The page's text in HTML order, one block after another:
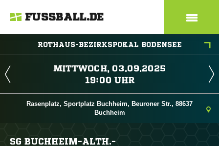
FUSSBALL.DE
ROTHAUS-BEZIRKSPOKAL BODENSEE
 
 
Rasenplatz, Sportplatz Buchheim, Beuroner Str., 88637
Buchheim
SG BUCHHEIM-ALTH.-